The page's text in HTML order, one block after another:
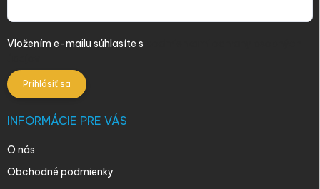
Vložením e-mailu súhlasíte s
Prihlásiť sa
INFORMÁCIE PRE VÁS
O nás
Obchodné podmienky